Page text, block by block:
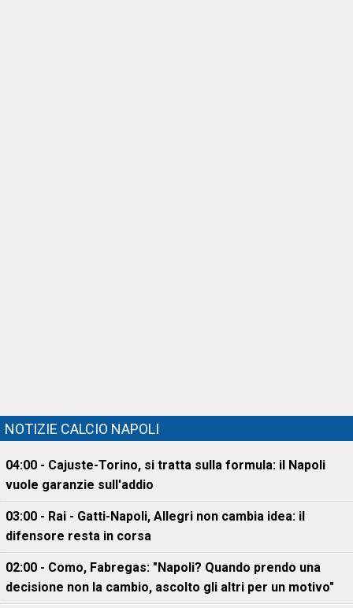
NOTIZIE CALCIO NAPOLI
04:00 - Cajuste-Torino, si tratta sulla formula: il Napoli
vuole garanzie sull'addio
03:00 - Rai - Gatti-Napoli, Allegri non cambia idea: il
difensore resta in corsa
02:00 - Como, Fabregas: "Napoli? Quando prendo una
decisione non la cambio, ascolto gli altri per un motivo"